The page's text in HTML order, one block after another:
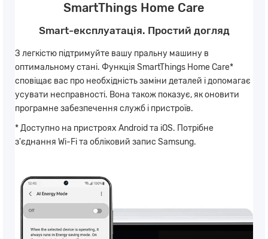
SmartThings Home Care
Smart-експлуатація. Простий догляд
З легкістю підтримуйте вашу пральну машину в
оптимальному стані. Функція SmartThings Home Care*
сповіщає вас про необхідність заміни деталей і допомагає
усувати несправності. Вона також показує, як оновити
програмне забезпечення служб і пристроїв.
* Доступно на пристроях Android та iOS. Потрібне
з'єднання Wi-Fi та обліковий запис Samsung.